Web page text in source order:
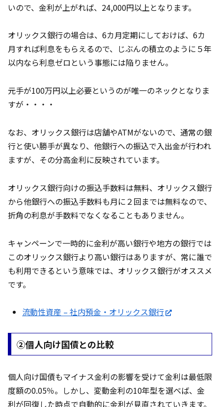
いので、金利が上がれば、24,000円以上となります。
オリックス銀行の場合は、6カ月定期にしておけば、6カ
月すれば利息をもらえるので、じぶんの積立のように５年
以内なら利息ゼロという事態には陥りません。
元手が100万円以上必要というのが唯一のネックとなりま
すが・・・・
なお、オリックス銀行は店舗やATMがないので、通常の銀
行と使い勝手が異なり、他銀行への振込で入出金が行われ
ますが、その分高金利に反映されています。
オリックス銀行向けの振込手数料は無料、オリックス銀行
から他銀行への振込手数料も月に２回までは無料なので、
折角の利息が手数料でなくなることもありません。
キャンペーンで一時的に金利が高い銀行や地方の銀行では
このオリックス銀行より高い銀行はありますが、常に誰で
も利用できるという意味では、オリックス銀行がオススメ
です。
流動性資産 – 社内預金・オリックス銀行
②個人向け国債との比較
個人向け国債もマイナス金利の影響を受けて金利は最低限
度額の0.05％。しかし、変動金利の10年型を選べば、金
利が回復した時点で自動的に金利が見直されていきます。